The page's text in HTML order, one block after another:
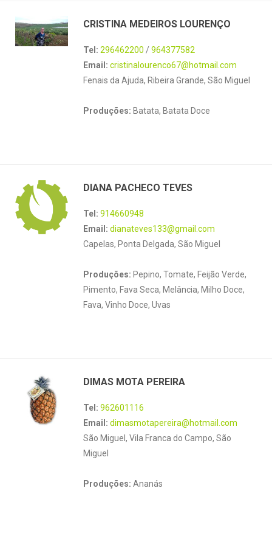
CRISTINA MEDEIROS LOURENÇO
Tel: 296462200 /964377582
Email: cristinalourenco67@hotmail.com
Fenais da Ajuda, Ribeira Grande, São Miguel
Produções: Batata, Batata Doce
DIANA PACHECO TEVES
Tel: 914660948
Email: dianateves133@gmail.com
Capelas, Ponta Delgada, São Miguel
Produções: Pepino, Tomate, Feijão Verde,
Pimento, Fava Seca, Melância, Milho Doce,
Fava, Vinho Doce, Uvas
DIMAS MOTA PEREIRA
Tel: 962601116
Email: dimasmotapereira@hotmail.com
São Miguel, Vila Franca do Campo, São
Miguel
Produções: Ananás